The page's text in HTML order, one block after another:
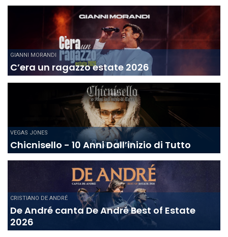
GIANNI MORANDI
C’era un ragazzo estate 2026
VEGAS JONES
Chicnisello - 10 Anni Dall’inizio di Tutto
CRISTIANO DE ANDRÉ
De André canta De André Best of Estate
2026